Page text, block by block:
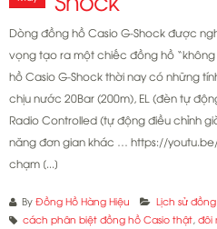
Dòng đồng hồ Casio G-Shock được
vọng tạo ra một chiếc đồng hồ
hồ Casio G-Shock thời nay có những
chịu nước 20Bar (200m), EL (đèn tự
Radio Controlled (tự động điều chỉnh
năng đơn gian khác … https://youtu.be/
chạm [...]
By Đồng Hồ Hàng Hiệu
Lịch sử
cách phân biệt đồng hồ Casio thật, đôi